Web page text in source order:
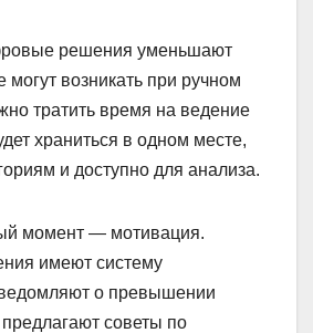
решения уменьшают
возникать при ручном
тратить время на ведение
храниться в одном месте,
и доступно для анализа.
момент — мотивация.
имеют систему
о превышении
советы по